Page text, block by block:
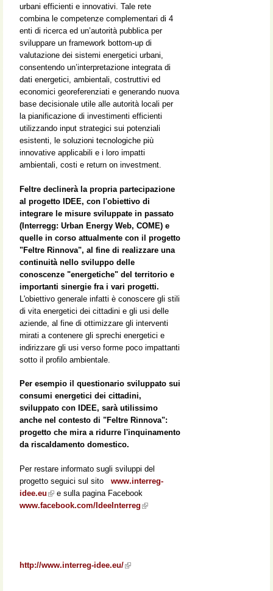
urbani efficienti e innovativi. Tale rete
combina le competenze complementari di 4
enti di ricerca ed un’autorità pubblica per
sviluppare un framework bottom-up di
valutazione dei sistemi energetici urbani,
consentendo un’interpretazione integrata di
dati energetici, ambientali, costruttivi ed
economici georeferenziati e generando nuova
base decisionale utile alle autorità locali per
la pianificazione di investimenti efficienti
utilizzando input strategici sui potenziali
esistenti, le soluzioni tecnologiche più
innovative applicabili e i loro impatti
ambientali, costi e return on investment.
Feltre declinerà la propria partecipazione
al progetto IDEE, con l'obiettivo di
integrare le misure sviluppate in passato
(Interregg: Urban Energy Web, COME) e
quelle in corso attualmente con il progetto
"Feltre Rinnova", al fine di realizzare una
continuità nello sviluppo delle
conoscenze "energetiche" del territorio e
importanti sinergie fra i vari progetti.
L'obiettivo generale infatti è conoscere gli stili
di vita energetici dei cittadini e gli usi delle
aziende, al fine di ottimizzare gli interventi
mirati a contenere gli sprechi energetici e
indirizzare gli usi verso forme poco impattanti
sotto il profilo ambientale.
Per esempio il questionario sviluppato sui
consumi energetici dei cittadini,
sviluppato con IDEE, sarà utilissimo
anche nel contesto di "Feltre Rinnova":
progetto che mira a ridurre l'inquinamento
da riscaldamento domestico.
Per restare informato sugli sviluppi del
progetto seguici sul sito www.interreg-
idee.eu (link is external)
e sulla pagina Facebook
www.facebook.com/IdeeInterreg (link is external)
http://www.interreg-idee.eu/(link is external)